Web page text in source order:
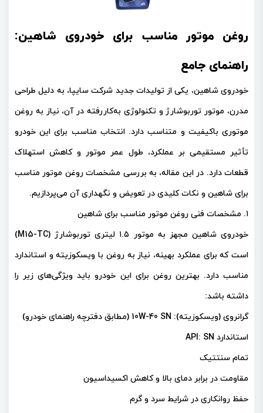
روغن موتور مناسب برای خودروی شاهین:
راهنمای جامع
خودروی شاهین، یکی از تولیدات جدید شرکت سایپا، به دلیل طراحی
مدرن، موتور توربوشارژ و تکنولوژی به‌کاررفته در آن، نیاز به روغن
موتوری باکیفیت و متناسب دارد. انتخاب مناسب برای این خودرو
تأثیر مستقیمی بر عملکرد، طول عمر موتور و کاهش استهلاک
قطعات دارد. در این مقاله، به بررسی مشخصات روغن موتور مناسب
برای شاهین و نکات کلیدی در تعویض و نگهداری آن می‌پردازیم.
۱. مشخصات فنی روغن موتور مناسب برای شاهین
خودروی شاهین مجهز به موتور ۱.۵ لیتری توربوشارژ (M15-TC)
است که برای عملکرد بهینه، نیاز به روغن با ویسکوزیته و استاندارد
مناسب دارد. بهترین روغن برای این خودرو باید ویژگی‌های زیر را
داشته باشد:
گرانروی (ویسکوزیته): 10W-40 SN (مطابق دفترچه راهنمای خودرو)
استاندارد API: SN
تمام سنتتیک
مقاومت در برابر دمای بالا و کاهش اکسیداسیون
حفظ روانکاری در شرایط سرد و گرم